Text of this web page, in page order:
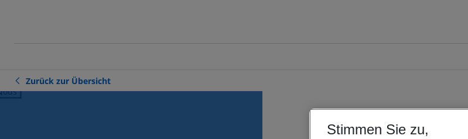
Zurück zur Übersicht
Stimmen Sie zu,